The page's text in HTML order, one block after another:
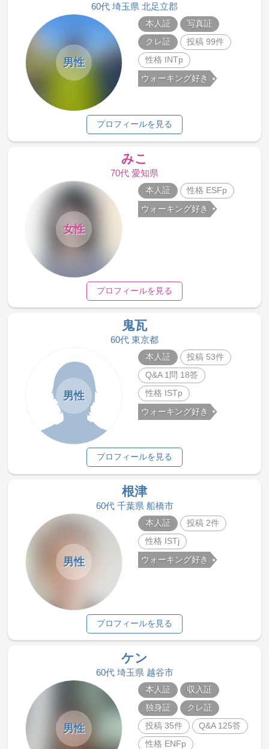
60代 埼玉県 北足立郡
男性
本人証
写真証
クレ証
投稿 99件
性格 INTp
ウォーキング好き
プロフィールを見る
みこ
70代 愛知県
女性
本人証 性格 ESFp
ウォーキング好き
プロフィールを見る
鬼瓦
60代 東京都
男性
本人証
投稿 53件
Q&A 1問 18答
性格 ISTp
ウォーキング好き
プロフィールを見る
根津
60代 千葉県 船橋市
男性
本人証
投稿 2件
性格 ISTj
ウォーキング好き
プロフィールを見る
ケン
60代 埼玉県 越谷市
男性
本人証
収入証
独身証
クレ証
投稿 35件
Q&A 125答
性格 ENFp